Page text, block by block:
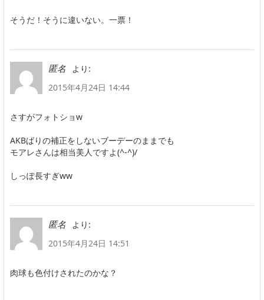
そうだ！そうに違いない。一票！
匿名
より:
2015年4月24日 14:44
さすがフォトショw
AKBばりの補正をしないブーデーのままでも
モアレさんは相当美人ですよ(^-^)/
しっぽ長すぎww
匿名
より:
2015年4月24日 14:51
肉球も色付けされたのかな？